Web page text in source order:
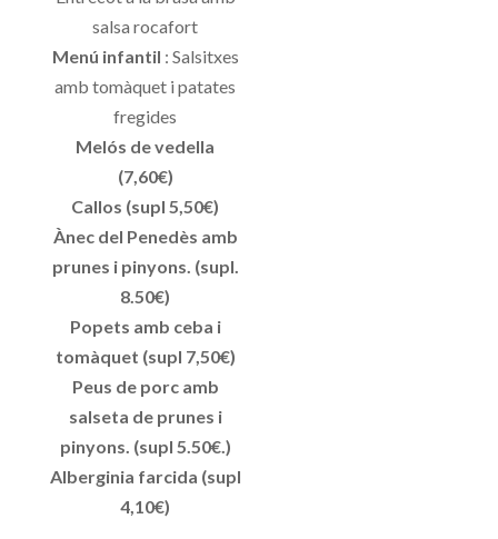
salsa rocafort
Menú infantil : Salsitxes
amb tomàquet i patates
fregides
Melós de vedella
(7,60€)
Callos (supl 5,50€)
Ànec del Penedès amb
prunes i pinyons. (supl.
8.50€)
Popets amb ceba i
tomàquet (supl 7,50€)
Peus de porc amb
salseta de prunes i
pinyons. (supl 5.50€.)
Alberginia farcida (supl
4,10€)